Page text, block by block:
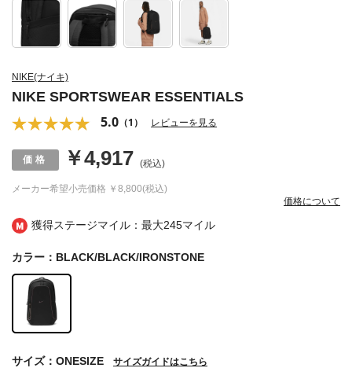
獲得ステージマイル：最大245マイル
NIKE(ナイキ)
NIKE SPORTSWEAR ESSENTIALS
5.0 （1） レビューを見る
メーカー希望小売価格 ￥8,800(税込)
￥4,917 (税込)
価格について
カラー：BLACK/BLACK/IRONSTONE
サイズ：ONESIZE サイズガイドはこちら